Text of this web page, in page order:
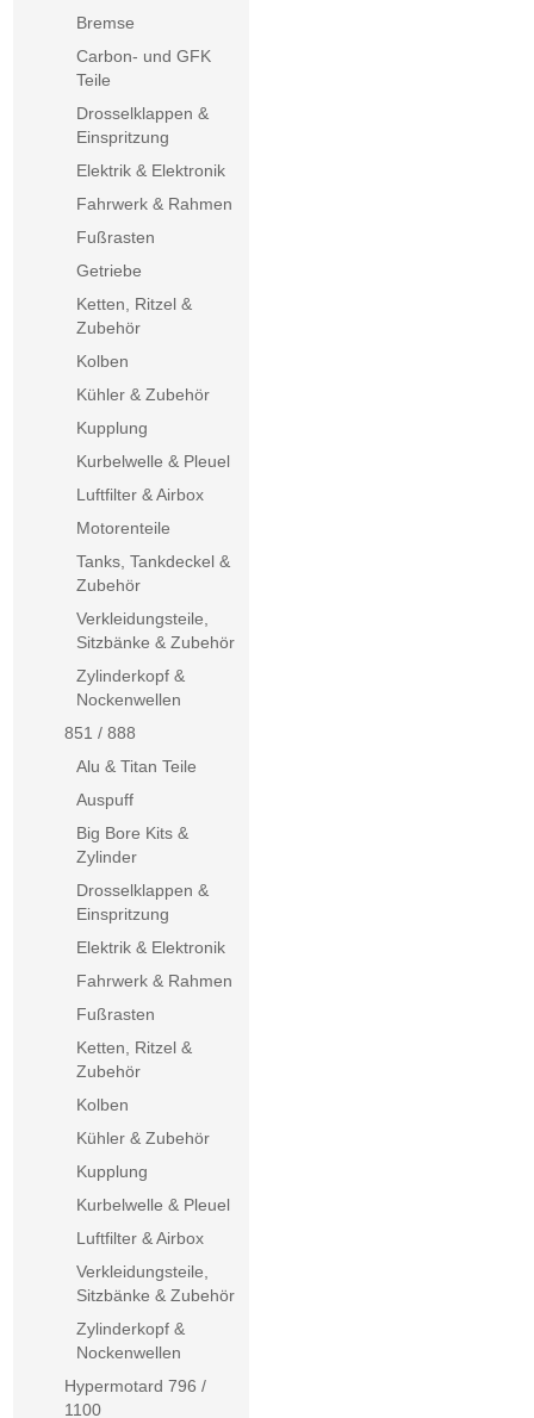
Bremse
Carbon- und GFK
Teile
Drosselklappen &
Einspritzung
Elektrik & Elektronik
Fahrwerk & Rahmen
Fußrasten
Getriebe
Ketten, Ritzel &
Zubehör
Kolben
Kühler & Zubehör
Kupplung
Kurbelwelle & Pleuel
Luftfilter & Airbox
Motorenteile
Tanks, Tankdeckel &
Zubehör
Verkleidungsteile,
Sitzbänke & Zubehör
Zylinderkopf &
Nockenwellen
851 / 888
Alu & Titan Teile
Auspuff
Big Bore Kits &
Zylinder
Drosselklappen &
Einspritzung
Elektrik & Elektronik
Fahrwerk & Rahmen
Fußrasten
Ketten, Ritzel &
Zubehör
Kolben
Kühler & Zubehör
Kupplung
Kurbelwelle & Pleuel
Luftfilter & Airbox
Verkleidungsteile,
Sitzbänke & Zubehör
Zylinderkopf &
Nockenwellen
Hypermotard 796 /
1100